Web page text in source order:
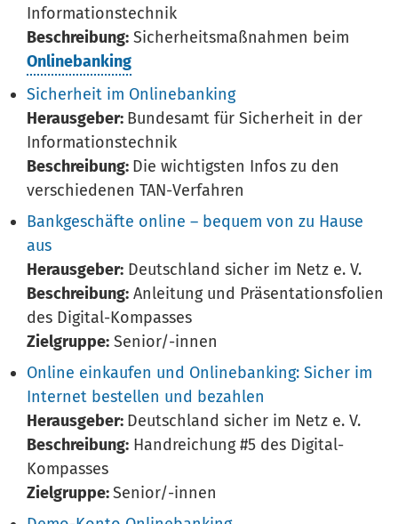
Informationstechnik
Beschreibung: Sicherheitsmaßnahmen beim
Onlinebanking
Sicherheit im Onlinebanking
Herausgeber: Bundesamt für Sicherheit in der
Informationstechnik
Beschreibung: Die wichtigsten Infos zu den
verschiedenen TAN-Verfahren
Bankgeschäfte online – bequem von zu Hause
aus
Herausgeber: Deutschland sicher im Netz e. V.
Beschreibung: Anleitung und Präsentationsfolien
des Digital-Kompasses
Zielgruppe: Senior/-innen
Online einkaufen und Onlinebanking: Sicher im
Internet bestellen und bezahlen
Herausgeber: Deutschland sicher im Netz e. V.
Beschreibung: Handreichung #5 des Digital-
Kompasses
Zielgruppe:Senior/-innen